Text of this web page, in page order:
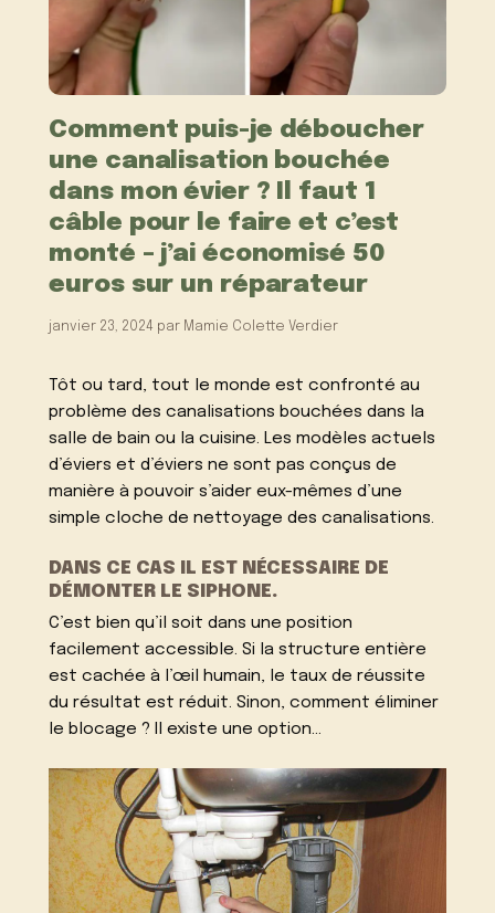
Comment puis-je déboucher
une canalisation bouchée
dans mon évier ? Il faut 1
câble pour le faire et c’est
monté – j’ai économisé 50
euros sur un réparateur
janvier 23, 2024 par Mamie Colette Verdier
Tôt ou tard, tout le monde est confronté au
problème des canalisations bouchées dans la
salle de bain ou la cuisine. Les modèles actuels
d’éviers et d’éviers ne sont pas conçus de
manière à pouvoir s’aider eux-mêmes d’une
simple cloche de nettoyage des canalisations.
DANS CE CAS IL EST NÉCESSAIRE DE
DÉMONTER LE SIPHONE.
C’est bien qu’il soit dans une position
facilement accessible. Si la structure entière
est cachée à l’œil humain, le taux de réussite
du résultat est réduit. Sinon, comment éliminer
le blocage ? Il existe une option…